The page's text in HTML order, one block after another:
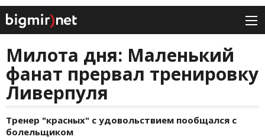
Милота дня: Маленький
фанат прервал тренировку
Ливерпуля
Тренер "красных" с удовольствием пообщался с
болельщиком